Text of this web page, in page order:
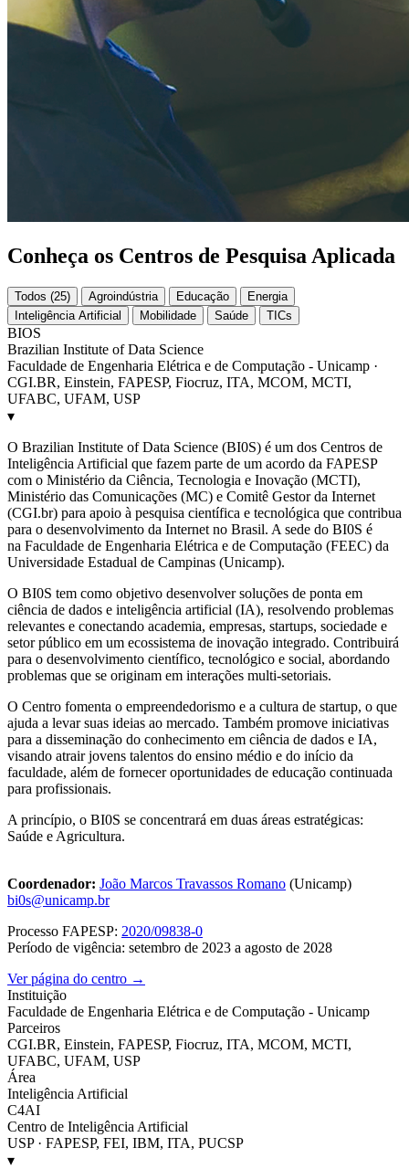
Conheça os Centros de Pesquisa Aplicada
Todos (25) Agroindústria Educação
Energia
Inteligência Artificial
Mobilidade Saúde TICs
BIOS
Brazilian Institute of Data Science
Faculdade de Engenharia Elétrica e de Computação - Unicamp ·
CGI.BR, Einstein, FAPESP, Fiocruz, ITA, MCOM, MCTI,
UFABC, UFAM, USP
▾
O Brazilian Institute of Data Science (BI0S) é um dos Centros de
Inteligência Artificial que fazem parte de um acordo da FAPESP
com o Ministério da Ciência, Tecnologia e Inovação (MCTI),
Ministério das Comunicações (MC) e Comitê Gestor da Internet
(CGI.br) para apoio à pesquisa científica e tecnológica que contribua
para o desenvolvimento da Internet no Brasil. A sede do BI0S é
na Faculdade de Engenharia Elétrica e de Computação (FEEC) da
Universidade Estadual de Campinas (Unicamp).
O BI0S tem como objetivo desenvolver soluções de ponta em
ciência de dados e inteligência artificial (IA), resolvendo problemas
relevantes e conectando academia, empresas, startups, sociedade e
setor público em um ecossistema de inovação integrado. Contribuirá
para o desenvolvimento científico, tecnológico e social, abordando
problemas que se originam em interações multi-setoriais.
O Centro fomenta o empreendedorismo e a cultura de startup, o que
ajuda a levar suas ideias ao mercado. Também promove iniciativas
para a disseminação do conhecimento em ciência de dados e IA,
visando atrair jovens talentos do ensino médio e do início da
faculdade, além de fornecer oportunidades de educação continuada
para profissionais.
A princípio, o BI0S se concentrará em duas áreas estratégicas:
Saúde e Agricultura.
Coordenador: João Marcos Travassos Romano (Unicamp)
bi0s@unicamp.br
Processo FAPESP: 2020/09838-0
Período de vigência: setembro de 2023 a agosto de 2028
Ver página do centro →
Instituição
Faculdade de Engenharia Elétrica e de Computação - Unicamp
Parceiros
CGI.BR, Einstein, FAPESP, Fiocruz, ITA, MCOM, MCTI,
UFABC, UFAM, USP
Área
Inteligência Artificial
C4AI
Centro de Inteligência Artificial
USP · FAPESP, FEI, IBM, ITA, PUCSP
▾